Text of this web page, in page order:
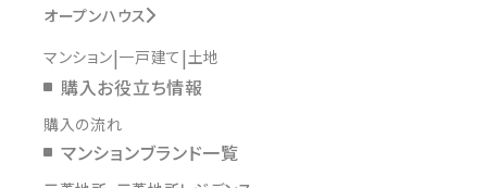
オープンハウス
マンション 一戸建て 土地
購入お役立ち情報
購入の流れ
マンションブランド一覧